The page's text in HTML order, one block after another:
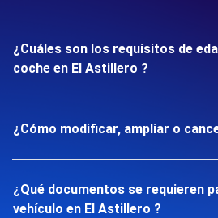
¿Cuáles son los requisitos de
coche en El Astillero ?
¿Cómo modificar, ampliar o
¿Qué documentos se requieren
vehículo en El Astillero ?